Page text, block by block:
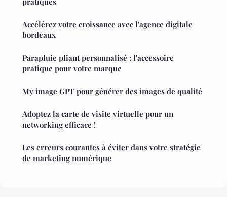
Accélérez votre croissance avec l'agence digitale
bordeaux
Parapluie pliant personnalisé : l'accessoire
pratique pour votre marque
My image GPT pour générer des images de qualité
Adoptez la carte de visite virtuelle pour un
networking efficace !
Les erreurs courantes à éviter dans votre stratégie
de marketing numérique